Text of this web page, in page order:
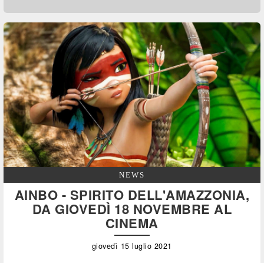
NEWS
AINBO - SPIRITO DELL'AMAZZONIA,
DA GIOVEDÌ 18 NOVEMBRE AL
CINEMA
giovedì 15 luglio 2021